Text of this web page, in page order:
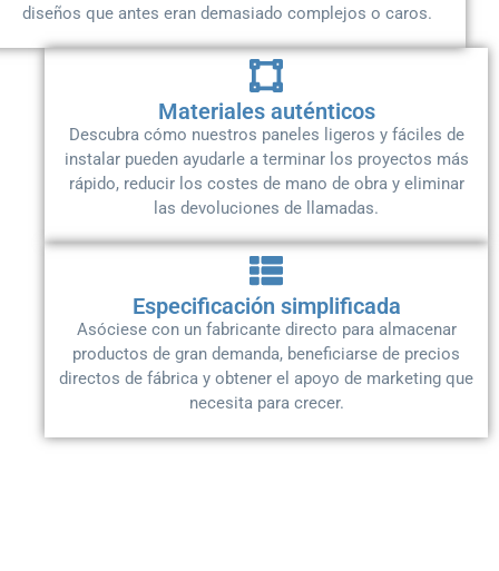
diseños que antes eran demasiado complejos o caros.
Materiales auténticos
Descubra cómo nuestros paneles ligeros y fáciles de
instalar pueden ayudarle a terminar los proyectos más
rápido, reducir los costes de mano de obra y eliminar
las devoluciones de llamadas.
Especificación simplificada
Asóciese con un fabricante directo para almacenar
productos de gran demanda, beneficiarse de precios
directos de fábrica y obtener el apoyo de marketing que
necesita para crecer.